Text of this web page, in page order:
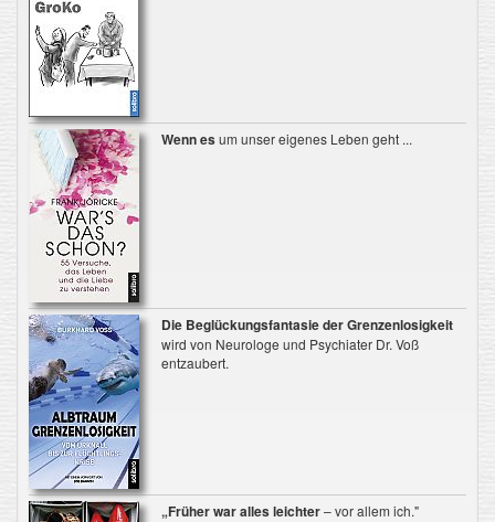
Wenn esum unser eigenes Leben geht ...
Die Beglückungsfantasie der Grenzenlosigkeit
wird von Neurologe und Psychiater Dr. Voß
entzaubert.
„Früher war alles leichter– vor allem ich."